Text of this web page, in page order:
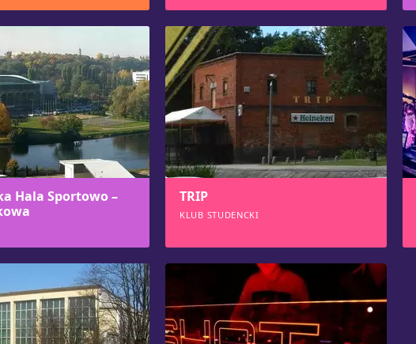
Hala Sportowo –
TRIP
KLUB STUDENCKI